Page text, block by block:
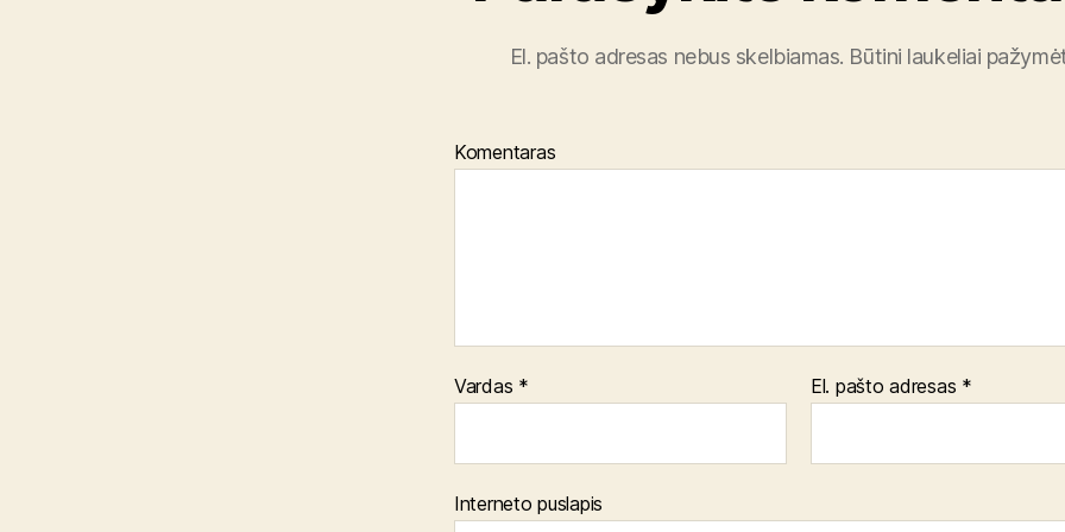
El. pašto adresas nebus skelbiamas. Būtini laukeliai
Komentaras
Vardas * El. pašto adresas *
Interneto puslapis